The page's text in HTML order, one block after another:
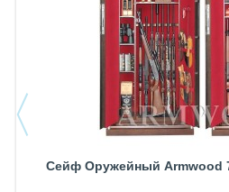
Сейф Оружейный Armwood